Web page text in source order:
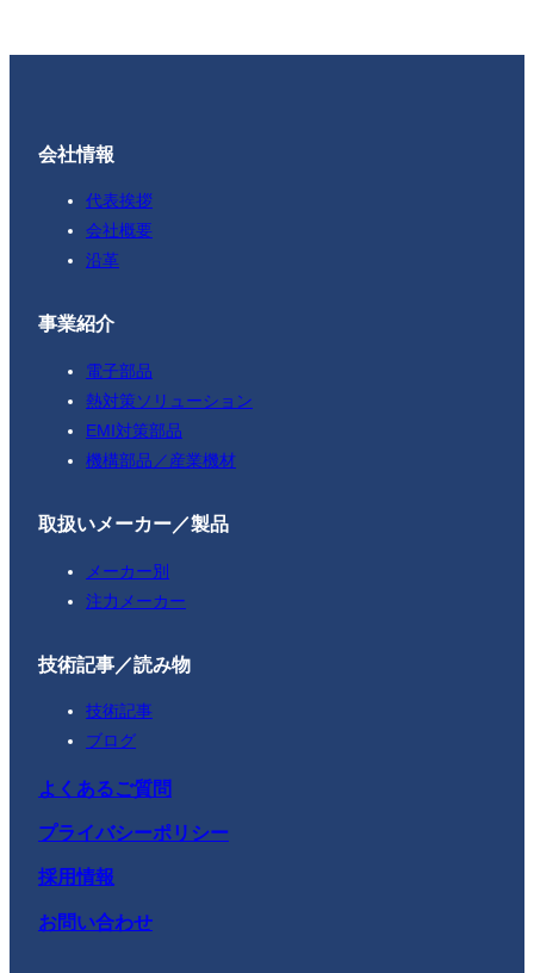
会社情報
代表挨拶
会社概要
沿革
事業紹介
電子部品
熱対策ソリューション
EMI対策部品
機構部品／産業機材
取扱いメーカー／製品
メーカー別
注力メーカー
技術記事／読み物
技術記事
ブログ
よくあるご質問
プライバシーポリシー
採用情報
お問い合わせ